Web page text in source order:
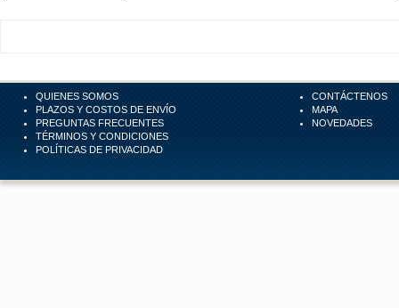
QUIENES SOMOS
PLAZOS Y COSTOS DE ENVÍO
PREGUNTAS FRECUENTES
TÉRMINOS Y CONDICIONES
POLÍTICAS DE PRIVACIDAD
CONTÁCTENOS
MAPA
NOVEDADES